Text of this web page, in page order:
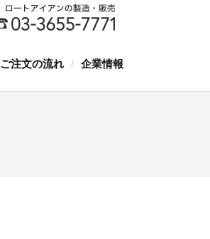
ご注文の流れ / 企業情報